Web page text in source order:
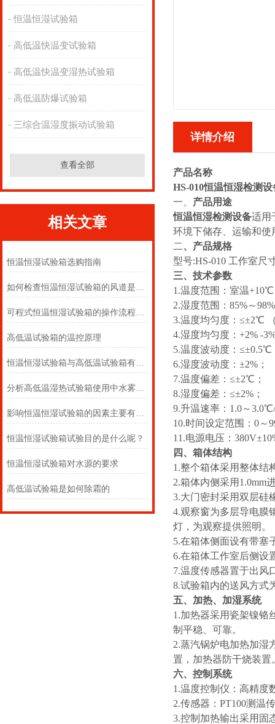
恒温恒湿试验箱
高低温快温变试验箱
高低温快温变湿热试验箱
高低温防爆试验箱
三综合温湿度振动试验箱
查看全部
相关文章
恒温恒湿试验箱选购指南
如何检查恒温恒湿试验箱的风道是否堵塞？
可程式恒温恒湿试验箱的操作流程和使用规范
高低温试验箱的温控原理
恒温恒湿试验箱与高低温试验箱有什么区别？
分析高低温湿热试验箱使用中水雾产生原因奥科
影响恒温恒湿试验箱的因素主要有哪些
恒温恒湿试验箱试验目的是什么呢？
恒温恒湿试验箱对水源的要求
高低温试验箱是如何除霜的
详情介绍
产品名称
HS-010恒温恒湿检测设
一、 产品用途
恒温恒湿检测设备适用
环境下储存、运输和使
二、 产品规格
型号:HS-010 工作室尺
三、技术参数
1.温度范围：室温
2.湿度范围：85%～
3.温度均匀度：≤±2℃
4.湿度均匀度：+2% -
5.温度波动度：≤±0.5℃
6.湿度波动度：±2%；
7.温度偏差：≤±2℃；
8.湿度偏差：≤±2%；
9.升温速率：1.0～
10.时间设定范围：0～
11.电源电压：
四、箱体结构
1.整个箱体采用整体结
2.箱体内侧采用1.0mm
3.大门密封采用双层硅
4.观察窗为多层导电膜
灯，为观察提供照明。
5.在箱体侧面设有带塞
6.在箱体工作室后侧设
7.温度传感器置于出风
8.试验箱内的送风方式
五、加热、加湿系统
1.加热器采用瓷架镍铬
制平稳、可靠。
2.蒸汽锅炉电加热加湿
置，加热器防干烧装置
六、控制系统
1.温度控制仪：高精度
2.传感器：PT100测温
3.控制加热输出采用固